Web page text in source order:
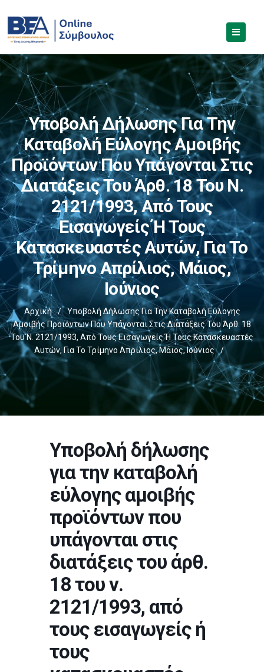
Υποβολή Δήλωσης Για Την
Καταβολή Εύλογης Αμοιβής
Προϊόντων Που Υπάγονται Στις
Διατάξεις Του Άρθ. 18 Του Ν.
2121/1993, Από Τους
Εισαγωγείς Ή Τους
Κατασκευαστές Αυτών, Για Το
Τρίμηνο Απρίλιος, Μάιος,
Ιούνιος
Αρχική /
Υποβολή Δήλωσης Για Την Καταβολή Εύλογης
Αμοιβής Προϊόντων Που Υπάγονται Στις Διατάξεις Του Άρθ. 18
Του Ν. 2121/1993, Από Τους Εισαγωγείς Ή Τους Κατασκευαστές
Αυτών, Για Το Τρίμηνο Απρίλιος, Μάιος, Ιούνιος
/
Υποβολή δήλωσης
για την καταβολή
εύλογης αμοιβής
προϊόντων που
υπάγονται στις
διατάξεις του άρθ.
18 του ν.
2121/1993, από
τους εισαγωγείς ή
τους